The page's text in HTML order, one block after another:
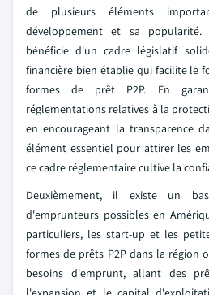
de plusieurs éléments
développement et sa
bénéficie d'un cadre législatif
financière bien établie qui facilite le
formes de prêt P2P. En
réglementations relatives à la
en encourageant la transparence
élément essentiel pour attirer les
ce cadre réglementaire cultive la
Deuxièmement, il existe un
d'emprunteurs possibles en
particuliers, les start-up et les
formes de prêts P2P dans la région
besoins d'emprunt, allant des